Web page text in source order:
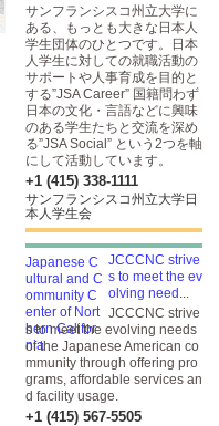
サンフランシスコ州立大学に
ある、もっとも大きな日本人
学生団体のひとつです。日本
人学生に対しての就職活動の
サポートや人事育成を目的と
する”JSA Career” 国籍問わず
日本の文化・言語などに興味
のある学生たちと交流を深め
る”JSA Social” という2つを軸
にして活動しています。
+1 (415) 338-1111
サンフランシスコ州立大学日
本人学生会
JCCCNC strive
s to meet the ev
olving need...
JCCCNC strive
s to meet the evolving needs
of the Japanese American co
mmunity through offering pro
grams, affordable services an
d facility usage.
+1 (415) 567-5505